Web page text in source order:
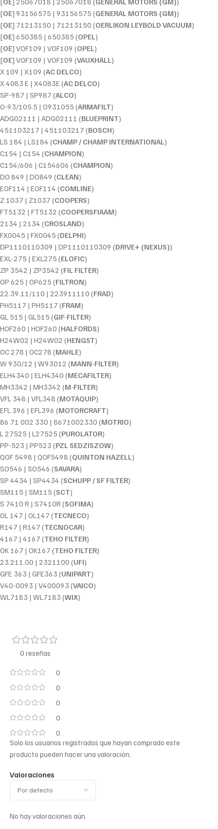
[OE] 93156575 | 93156575 (GENERAL MOTORS (GM))
[OE] 71213150 | 71213150 (OERLIKON LEYBOLD VACUUM)
[OE] 650385 | 650385 (OPEL)
[OE] VOF109 | VOF109 (OPEL)
[OE] VOF109 | VOF109 (VAUXHALL)
X 109 | X109 (AC DELCO)
X 4083 E | X4083E (AC DELCO)
SP-987 | SP987 (ALCO)
O-93/105.5 | O931055 (ARMAFILT)
ADG02111 | ADG02111 (BLUEPRINT)
451103217 | 451103217 (BOSCH)
LS 184 | LS184 (CHAMP / CHAMP INTERNATIONAL)
C154 | C154 (CHAMPION)
C154/606 | C154606 (CHAMPION)
DO 849 | DO849 (CLEAN)
EOF114 | EOF114 (COMLINE)
Z 1037 | Z1037 (COOPERS)
FT5132 | FT5132 (COOPERSFIAAM)
2134 | 2134 (CROSLAND)
FX0045 | FX0045 (DELPHI)
DP1110110309 | DP1110110309 (DR!VE+ (NEXUS))
EXL-275 | EXL275 (ELOFIC)
ZP 3542 | ZP3542 (FIL FILTER)
OP 625 | OP625 (FILTRON)
22.39.11/110 | 223911110 (FRAD)
PH5117 | PH5117 (FRAM)
GL 515 | GL515 (GIF-FILTER)
HOF260 | HOF260 (HALFORDS)
H24W02 | H24W02 (HENGST)
OC 278 | OC278 (MAHLE)
W 930/12 | W93012 (MANN-FILTER)
ELH4340 | ELH4340 (MECAFILTER)
MH3342 | MH3342 (M-FILTER)
VFL 348 | VFL348 (MOTAQUIP)
EFL 396 | EFL396 (MOTORCRAFT)
86 71 002 330 | 8671002330 (MOTRIO)
L 27525 | L27525 (PUROLATOR)
PP-523 | PP523 (PZL SEDZISZOW)
QOF 5498 | QOF5498 (QUINTON HAZELL)
SO546 | SO546 (SAVARA)
SP 4434 | SP4434 (SCHUPP / SF FILTER)
SM115 | SM115 (SCT)
S 7410 R | S7410R (SOFIMA)
OL 147 | OL147 (TECNECO)
R147 | R147 (TECNOCAR)
4167 | 4167 (TEHO FILTER)
OK 167 | OK167 (TEHO FILTER)
23.211.00 | 2321100 (UFI)
GFE 363 | GFE363 (UNIPART)
V40-0093 | V400093 (VAICO)
WL7183 | WL7183 (WIX)
0 reseñas
0
0
0
0
0
Valoraciones
No hay valoraciones aún.
Solo los usuarios registrados que hayan comprado este
producto pueden hacer una valoración.